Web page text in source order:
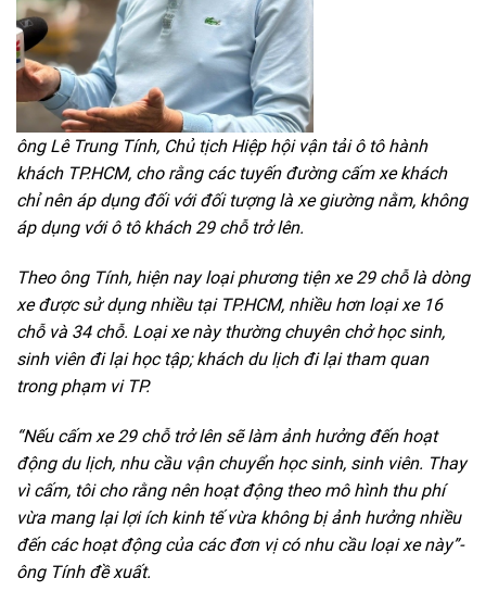
ông Lê Trung Tính, Chủ tịch Hiệp hội vận tải ô tô hành
khách TP.HCM, cho rằng các tuyến đường cấm xe khách
chỉ nên áp dụng đối với đối tượng là xe giường nằm, không
áp dụng với ô tô khách 29 chỗ trở lên.
Theo ông Tính, hiện nay loại phương tiện xe 29 chỗ là dòng
xe được sử dụng nhiều tại TP.HCM, nhiều hơn loại xe 16
chỗ và 34 chỗ. Loại xe này thường chuyên chở học sinh,
sinh viên đi lại học tập; khách du lịch đi lại tham quan
trong phạm vi TP.
“Nếu cấm xe 29 chỗ trở lên sẽ làm ảnh hưởng đến hoạt
động du lịch, nhu cầu vận chuyển học sinh, sinh viên. Thay
vì cấm, tôi cho rằng nên hoạt động theo mô hình thu phí
vừa mang lại lợi ích kinh tế vừa không bị ảnh hưởng nhiều
đến các hoạt động của các đơn vị có nhu cầu loại xe này”-
ông Tính đề xuất.